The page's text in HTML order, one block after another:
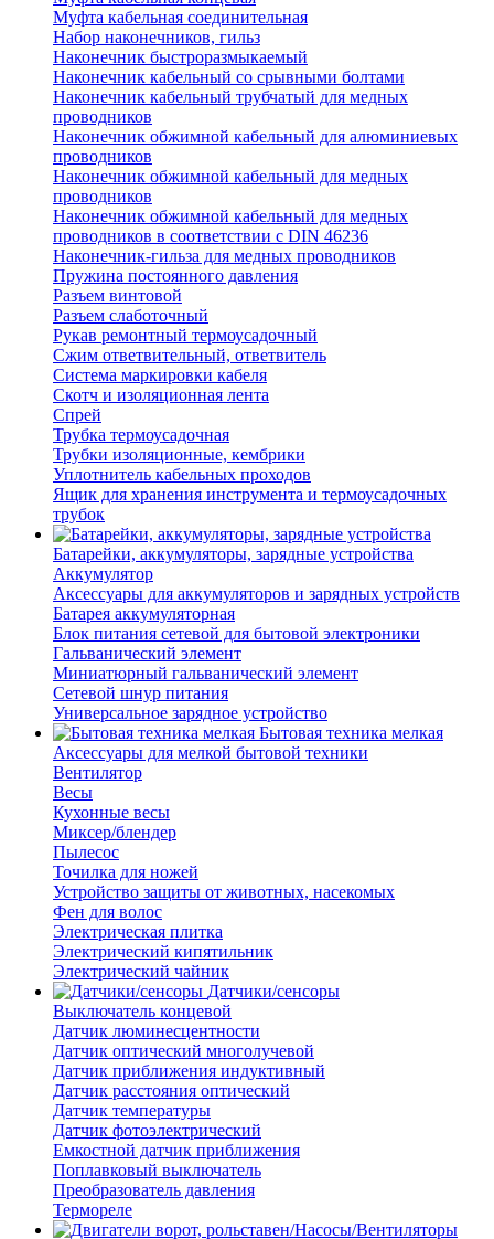
Муфта кабельная соединительная
Набор наконечников, гильз
Наконечник быстроразмыкаемый
Наконечник кабельный со срывными болтами
Наконечник кабельный трубчатый для медных
проводников
Наконечник обжимной кабельный для алюминиевых
проводников
Наконечник обжимной кабельный для медных
проводников
Наконечник обжимной кабельный для медных
проводников в соответствии с DIN 46236
Наконечник-гильза для медных проводников
Пружина постоянного давления
Разъем винтовой
Разъем слаботочный
Рукав ремонтный термоусадочный
Сжим ответвительный, ответвитель
Система маркировки кабеля
Скотч и изоляционная лента
Спрей
Трубка термоусадочная
Трубки изоляционные, кембрики
Уплотнитель кабельных проходов
Ящик для хранения инструмента и термоусадочных
трубок
Батарейки, аккумуляторы, зарядные устройства
Аккумулятор
Аксессуары для аккумуляторов и зарядных устройств
Батарея аккумуляторная
Блок питания сетевой для бытовой электроники
Гальванический элемент
Миниатюрный гальванический элемент
Сетевой шнур питания
Универсальное зарядное устройство
Бытовая техника мелкая
Аксессуары для мелкой бытовой техники
Вентилятор
Весы
Кухонные весы
Миксер/блендер
Пылесос
Точилка для ножей
Устройство защиты от животных, насекомых
Фен для волос
Электрическая плитка
Электрический кипятильник
Электрический чайник
Датчики/сенсоры
Выключатель концевой
Датчик люминесцентности
Датчик оптический многолучевой
Датчик приближения индуктивный
Датчик расстояния оптический
Датчик температуры
Датчик фотоэлектрический
Емкостной датчик приближения
Поплавковый выключатель
Преобразователь давления
Термореле